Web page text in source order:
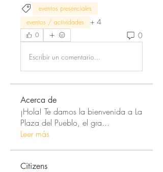
eventos presenciales
eventos / actividades
+ 4
0 0
Escribir un comentario...
Acerca de
¡Hola! Te damos la bienvenida a La
Plaza del Pueblo, el gra...
Leer más
Citizens